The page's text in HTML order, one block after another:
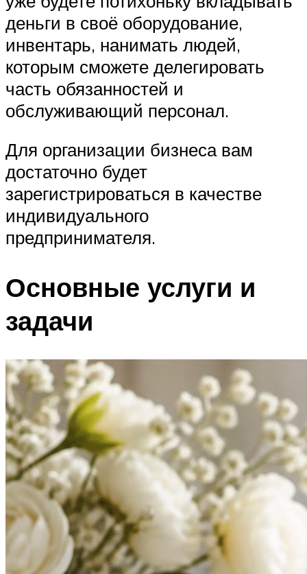
деньги в своё оборудование,
инвентарь, нанимать людей,
которым сможете делегировать
часть обязанностей и
обслуживающий персонал.
Для организации бизнеса вам
достаточно будет
зарегистрироваться в качестве
индивидуального
предпринимателя.
Основные услуги и
задачи